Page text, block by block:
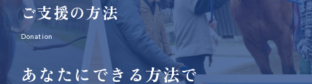
ご支援の方法
Donation
あなたにできる方法で